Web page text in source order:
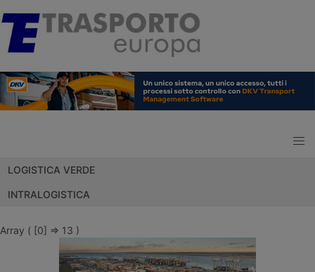
LOGISTICA VERDE
INTRALOGISTICA
Array ( [0] => 13 )